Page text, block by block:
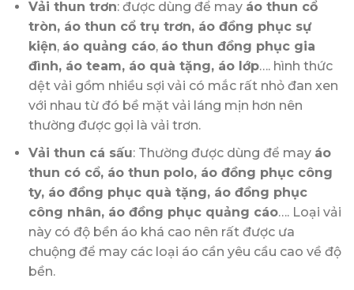
Vải thun trơn: được dùng để may áo thun cổ
tròn, áo thun cổ trụ trơn, áo đồng phục sự
kiện, áo quảng cáo, áo thun đồng phục gia
đình, áo team, áo quà tặng, áo lớp…. hình thức
dệt vải gồm nhiều sợi vải có mắc rất nhỏ đan xen
với nhau từ đó bề mặt vải láng mịn hơn nên
thường được gọi là vải trơn.
Vải thun cá sấu: Thường được dùng để may áo
thun có cổ, áo thun polo, áo đồng phục công
ty, áo đồng phục quà tặng, áo đồng phục
công nhân, áo đồng phục quảng cáo…. Loại vải
này có độ bền áo khá cao nên rất được ưa
chuộng để may các loại áo cần yêu cầu cao về độ
bền.